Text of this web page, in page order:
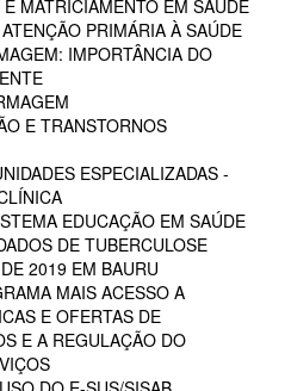
MATRICIAMENTO EM SAÚDE
PRIMÁRIA À SAÚDE
IMPORTÂNCIA DO
E TRANSTORNOS
ESPECIALIZADAS -
EDUCAÇÃO EM SAÚDE
DE TUBERCULOSE
2019 EM BAURU
MAIS ACESSO A
E OFERTAS DE
E A REGULAÇÃO DO